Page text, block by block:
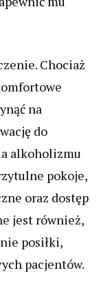
Chociaż
na
do
alkoholizmu
pokoje,
oraz dostęp
jest również,
posiłki,
pacjentów.